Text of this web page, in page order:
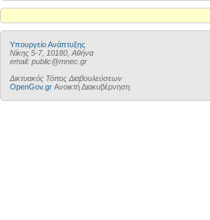
Υπουργείο Ανάπτυξης
Νίκης 5-7, 10180, Αθήνα
email: public@mnec.gr
Δικτυακός Τόπος Διαβουλεύσεων
OpenGov.gr Ανοικτή Διακυβέρνηση